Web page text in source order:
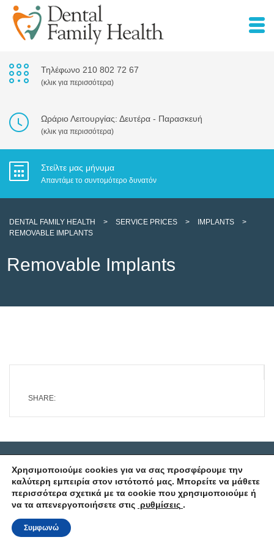
Τηλέφωνο 210 802 72 67
(κλικ για περισσότερα)
Ωράριο Λειτουργίας: Δευτέρα - Παρασκευή
(κλικ για περισσότερα)
Στείλτε μας μήνυμα
Απαντάμε το συντομότερο δυνατόν
DENTAL FAMILY HEALTH > SERVICE PRICES > IMPLANTS
>
REMOVABLE IMPLANTS
Removable Implants
SHARE:
Βρυουλών 151 21 Πεύκη Αττικής Τηλ: 210 8027267 - 2106122244
- 6943762629
Χρησιμοποιούμε cookies για να σας προσφέρουμε την
καλύτερη εμπειρία στον ιστότοπό μας. Μπορείτε να μάθετε
περισσότερα σχετικά με τα cookie που χρησιμοποιούμε ή
να τα απενεργοποιήσετε στις
.
Συμφωνώ